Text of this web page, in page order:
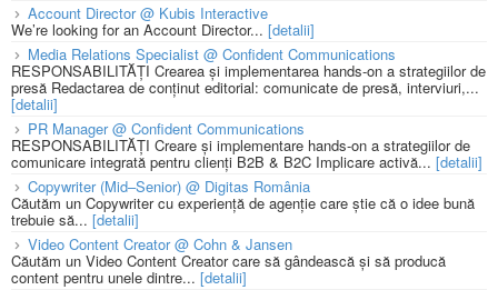
Account Director @ Kubis Interactive
We’re looking for an Account Director... [detalii]
Media Relations Specialist @ Confident Communications
RESPONSABILITĂȚI Crearea și implementarea hands-on a strategiilor de
presă Redactarea de conținut editorial: comunicate de presă, interviuri,...
[detalii]
PR Manager @ Confident Communications
RESPONSABILITĂȚI Creare și implementare hands-on a strategiilor de
comunicare integrată pentru clienți B2B & B2C Implicare activă... [detalii]
Copywriter (Mid–Senior) @ Digitas România
Căutăm un Copywriter cu experiență de agenție care știe că o idee bună
trebuie să... [detalii]
Video Content Creator @ Cohn & Jansen
Căutăm un Video Content Creator care să gândească și să producă
content pentru unele dintre... [detalii]